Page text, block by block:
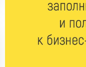
7 Авг 2026 10:56
Юные таланты
историю России